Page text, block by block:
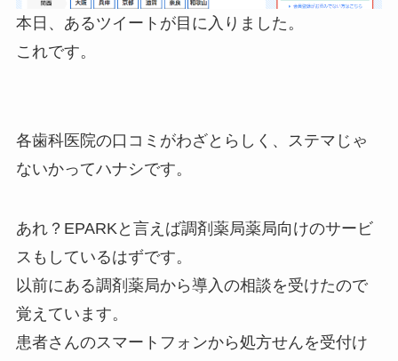
本日、あるツイートが目に入りました。
これです。
各歯科医院の口コミがわざとらしく、ステマじゃ
ないかってハナシです。
あれ？EPARKと言えば調剤薬局薬局向けのサービ
スもしているはずです。
以前にある調剤薬局から導入の相談を受けたので
覚えています。
患者さんのスマートフォンから処方せんを受付け